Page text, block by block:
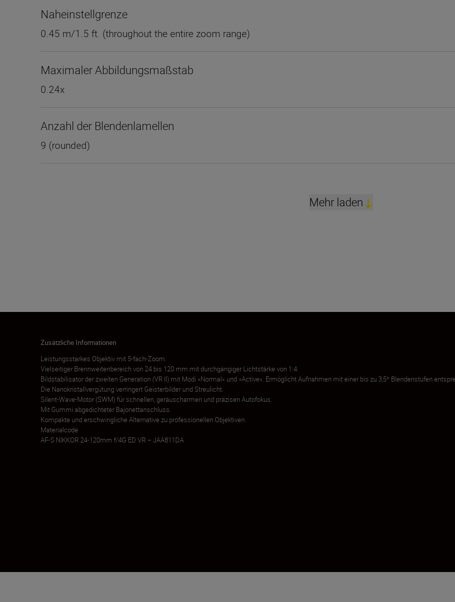
Naheinstellgrenze
0.45 m/1.5 ft. (throughout the entire zoom range)
Maximaler Abbildungsmaßstab
0.24x
Anzahl der Blendenlamellen
9 (rounded)
Mehr laden
Zusätzliche Informationen
Leistungsstarkes Objektiv mit 5-fach-Zoom.
Vielseitiger Brennweitenbereich von 24 bis 120 mm mit durchgängiger Lichtstärke von 1:4.
Bildstabilisator der zweiten Generation (VR II) mit Modi »Normal« und »Active«. Ermöglicht Aufnahmen mit einer bis zu 3,5* Blendenstufen
Die Nanokristallvergütung verringert Geisterbilder und Streulicht.
Silent-Wave-Motor (SWM) für schnellen, geräuscharmen und präzisen Autofokus.
Mit Gummi abgedichteter Bajonettanschluss.
Kompakte und erschwingliche Alternative zu professionellen Objektiven.
Materialcode
AF-S NIKKOR 24-120mm f/4G ED VR – JAA811DA